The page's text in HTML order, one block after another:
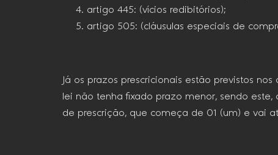
artigo 445: (vícios redibitórios);
artigo 505: (cláusulas especiais de
Já os prazos prescricionais estão previstos
lei não tenha fixado prazo menor, sendo
de prescrição, que começa de 01 (um) e vai